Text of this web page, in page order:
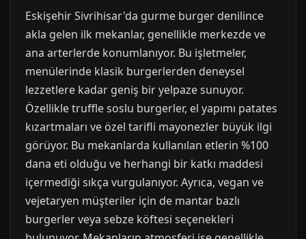
Eskişehir Sivrihisar'da gurme burger denilince
akla gelen ilk mekanlar, genellikle merkezde ve
ana arterlerde konumlanıyor. Bu işletmeler,
menülerinde klasik burgerlerden deneysel
lezzetlere kadar geniş bir yelpaze sunuyor.
Özellikle truffle soslu burgerler, el yapımı patates
kızartmaları ve özel tarifli mayonezler büyük ilgi
görüyor. Bu mekanlarda kullanılan etlerin %100
dana eti olduğu ve herhangi bir katkı maddesi
içermediği sıkça vurgulanıyor. Ayrıca, vegan ve
vejetaryen müşteriler için de mantar bazlı
burgerler veya sebze köftesi seçenekleri